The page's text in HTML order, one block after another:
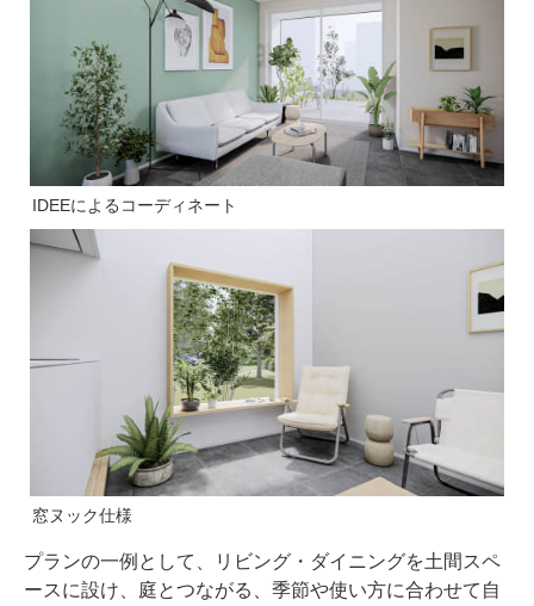
IDEEによるコーディネート
窓ヌック仕様
プランの一例として、リビング・ダイニングを土間スペ
ースに設け、庭とつながる、季節や使い方に合わせて自